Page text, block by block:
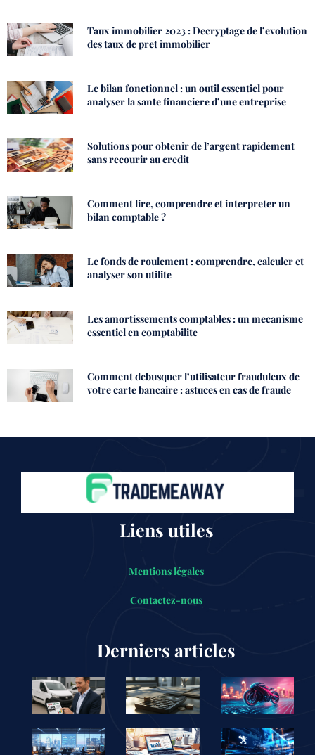
Taux immobilier 2023 : Decryptage de l’evolution
des taux de pret immobilier
Le bilan fonctionnel : un outil essentiel pour
analyser la sante financiere d’une entreprise
Solutions pour obtenir de l’argent rapidement
sans recourir au credit
Comment lire, comprendre et interpreter un
bilan comptable ?
Le fonds de roulement : comprendre, calculer et
analyser son utilite
Les amortissements comptables : un mecanisme
essentiel en comptabilite
Comment debusquer l’utilisateur frauduleux de
votre carte bancaire : astuces en cas de fraude
Liens utiles
Mentions légales
Contactez-nous
Derniers articles